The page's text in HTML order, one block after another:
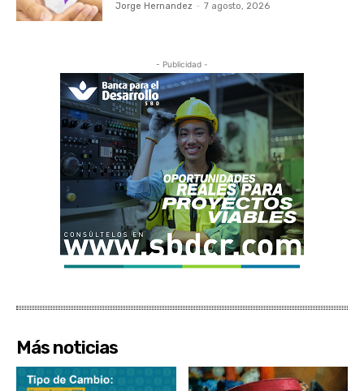
Jorge Hernandez - 7 agosto, 2026
- Publicidad -
Más noticias